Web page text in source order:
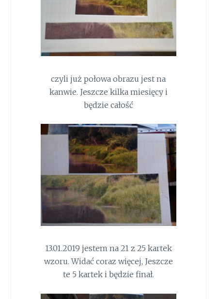
czyli już połowa obrazu jest na
kanwie. Jeszcze kilka miesięcy i
będzie całość
13.01.2019 jestem na 21 z 25 kartek
wzoru. Widać coraz więcej, Jeszcze
te 5 kartek i będzie finał.